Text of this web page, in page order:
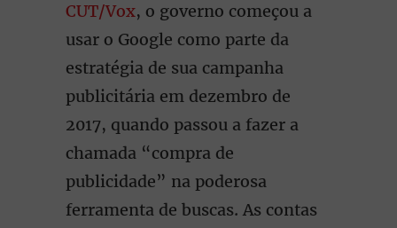
CUT/Vox, o governo começou a
usar o Google como parte da
estratégia de sua campanha
publicitária em dezembro de
2017, quando passou a fazer a
chamada “compra de
publicidade” na poderosa
ferramenta de buscas. As contas